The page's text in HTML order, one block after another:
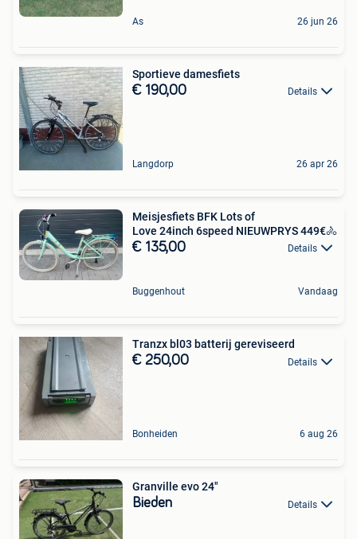
As 26 jun 26
Sportieve damesfiets
€ 190,00 Details
Langdorp 26 apr 26
Meisjesfiets BFK Lots of
Love 24inch 6speed NIEUWPRYS 449€🚴
€ 135,00 Details
Buggenhout Vandaag
Tranzx bl03 batterij gereviseerd
€ 250,00 Details
Bonheiden 6 aug 26
Granville evo 24"
Bieden Details